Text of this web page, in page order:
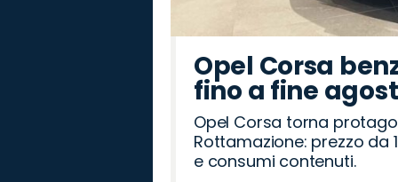
Opel Corsa
fino a fine
Opel Corsa torna
Rottamazione: prezzo da
e consumi contenuti.